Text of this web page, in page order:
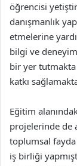
öğrencisi
danışmanlık
etmelerine
bilgi ve
bir yer
katkı
Eğitim
projelerinde de
toplumsal
iş birliği